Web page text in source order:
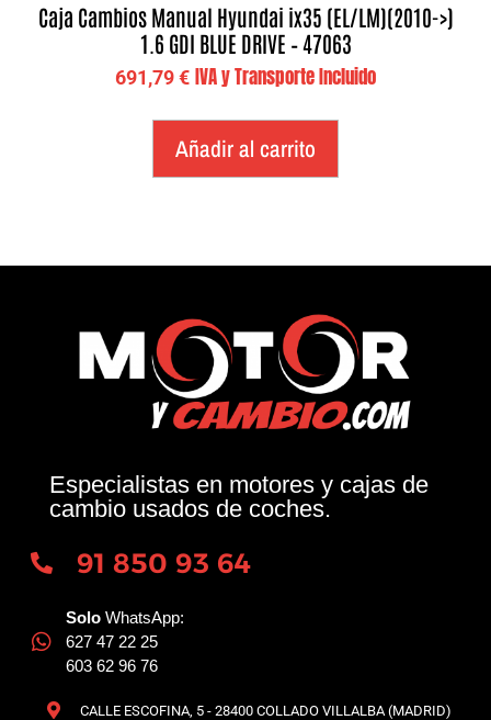
Caja Cambios Manual Hyundai ix35 (EL/LM)(2010->)
1.6 GDI BLUE DRIVE – 47063
691,79€ IVA y Transporte Incluido
Añadir al carrito
Especialistas en motores y cajas de
cambio usados de coches.
91 850 93 64
Solo WhatsApp:
627 47 22 25
603 62 96 76
CALLE ESCOFINA, 5 - 28400 COLLADO VILLALBA (MADRID)